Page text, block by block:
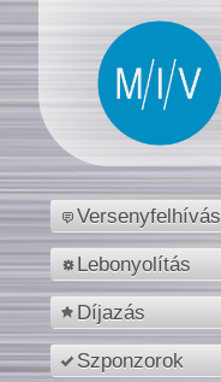
Versenyfelhívás
Lebonyolítás
Díjazás
Szponzorok